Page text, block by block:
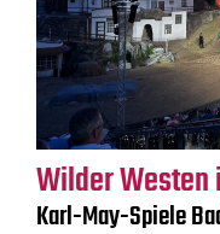
Wilder Westen
Karl-May-Spiele